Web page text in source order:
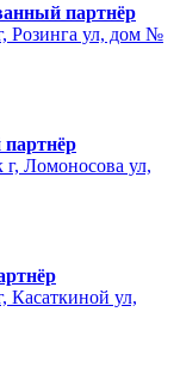
партнёр
Розинга ул, дом №
г, Ломоносова ул,
Касаткиной ул,